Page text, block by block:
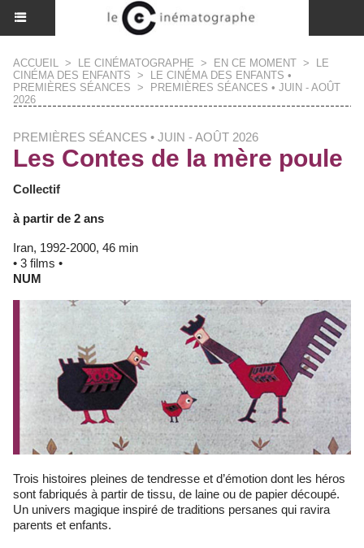
ACCUEIL > LE CINÉMATOGRAPHE > EN CE MOMENT >
LE
CINÉMA DES ENFANTS >
LE CINÉMA DES ENFANTS •
PREMIÈRES SÉANCES >
PREMIÈRES SÉANCES • JUIN - AOÛT
2026
PREMIÈRES SÉANCES • JUIN - AOÛT 2026
Les Contes de la mère poule
Collectif
à partir de 2 ans
Iran, 1992-2000, 46 min
• 3 films •
NUM
Trois histoires pleines de tendresse et d’émotion dont les héros
sont fabriqués à partir de tissu, de laine ou de papier découpé.
Un univers magique inspiré de traditions persanes qui ravira
parents et enfants.